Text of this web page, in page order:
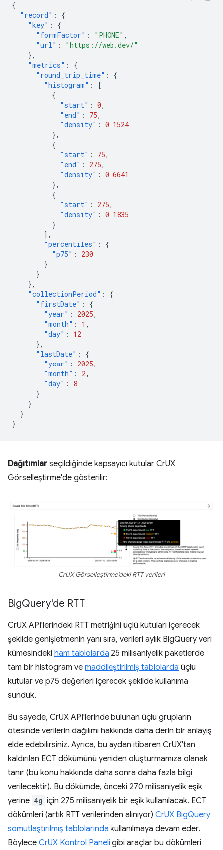
{
"record" :
{
"key" :
{
"formFactor" : "PHONE" ,
"url" :
"https://web.dev/"
},
"metrics" :
{
"round_trip_time" :
{
"histogram" :
[
{
"start" : 0,
"end" : 75,
"density" : 0.1524
},
{
"start" : 75,
"end" : 275,
"density" : 0.6641
},
{
"start" : 275,
"density" : 0.1835
}
],
"percentiles" :
{
"p75" :
230
}
}
},
"collectionPeriod" :
{
"firstDate" :
{
"year" : 2025,
"month" : 1 ,
"day" :
12
},
"lastDate" :
{
"year" : 2025,
"month" : 2,
"day" :
8
}
}
}
}
Dağıtımlar seçildiğinde kapsayıcı kutular CrUX
Görselleştirme'de gösterilir:
CrUX Görselleştirme'deki RTT verileri
BigQuery'de RTT
CrUX API'lerindeki RTT metriğini üçlü kutuları içerecek
şekilde genişletmenin yanı sıra, verileri aylık BigQuery veri
kümesindeki ham tablolarda 25 milisaniyelik paketlerde
tam bir histogram ve maddileştirilmiş tablolarda üçlü
kutular ve p75 değerleri içerecek şekilde kullanıma
sunduk.
Bu sayede, CrUX API'lerinde bulunan üçlü grupların
ötesinde verilerin dağılımı hakkında daha derin bir anlayış
elde edebilirsiniz. Ayrıca, bu aydan itibaren CrUX'tan
kaldırılan ECT dökümünü yeniden oluşturmamıza olanak
tanır (bu konu hakkında daha sonra daha fazla bilgi
verilecektir). Bu dökümde, önceki 270 milisaniyelik eşik
yerine 4g için 275 milisaniyelik bir eşik kullanılacak. ECT
dökümleri (artık RTT verilerinden alınıyor) CrUX BigQuery
somutlaştırılmış tablolarında kullanılmaya devam eder.
Böylece CrUX Kontrol Paneli gibi araçlar bu dökümleri